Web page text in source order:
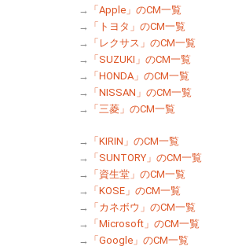
→
「Apple」のCM一覧
→
「トヨタ」のCM一覧
→
「レクサス」のCM一覧
→
「SUZUKI」のCM一覧
→
「HONDA」のCM一覧
→
「NISSAN」のCM一覧
→
「三菱」のCM一覧
→
「KIRIN」のCM一覧
→
「SUNTORY」のCM一覧
→
「資生堂」のCM一覧
→
「KOSE」のCM一覧
→
「カネボウ」のCM一覧
→
「Microsoft」のCM一覧
→
「Google」のCM一覧